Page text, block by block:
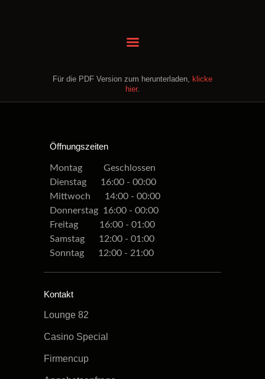
FOOD & DRINKS
ANREISE
PREISE
KONTAKT
Für die PDF Version zum herunterladen, klicke
hier.
Öffnungszeiten
Montag Geschlossen
Dienstag 16:00 - 00:00
Mittwoch 14:00 - 00:00
Donnerstag 16:00 - 00:00
Freitag 16:00 - 01:00
Samstag 12:00 - 01:00
Sonntag 12:00 - 21:00
Kontakt
Lounge 82
Casino Special
Firmencup